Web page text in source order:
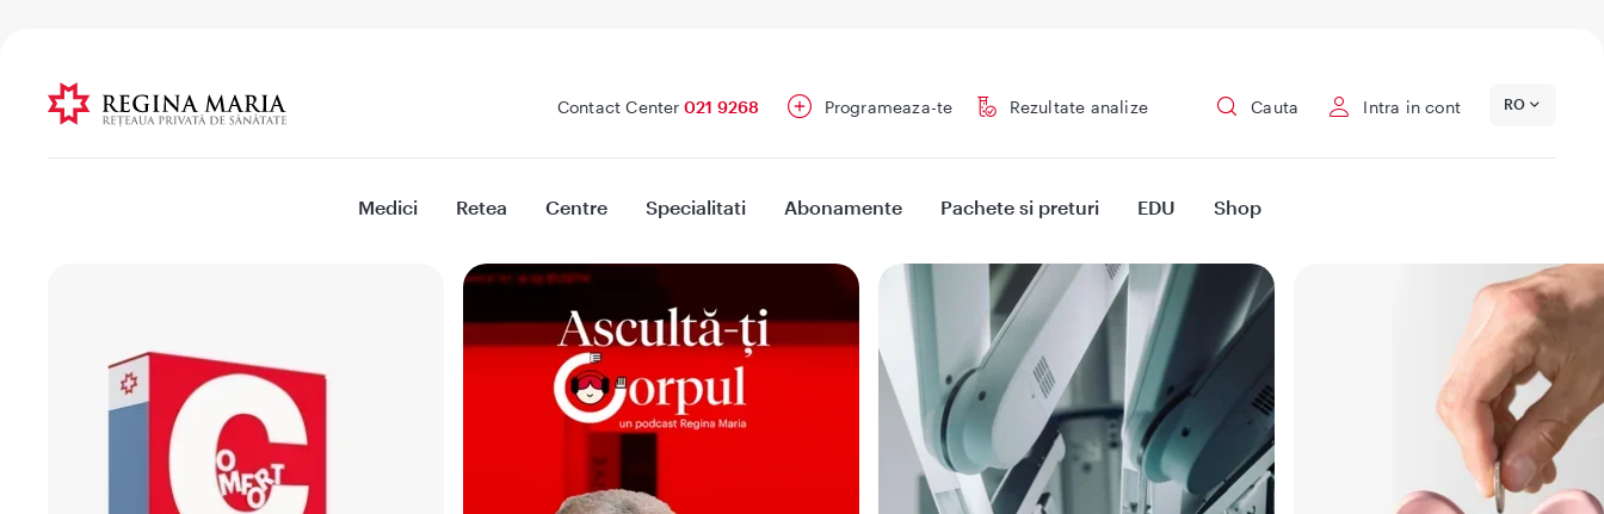
Contact Center 021 9268 Programeaza-te Rezultate analize Cauta Intra in cont RO
Medici Retea Centre Specialitati Abonamente Pachete si preturi EDU Shop